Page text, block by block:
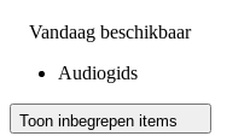
Vandaag beschikbaar
Audiogids
Toon inbegrepen items